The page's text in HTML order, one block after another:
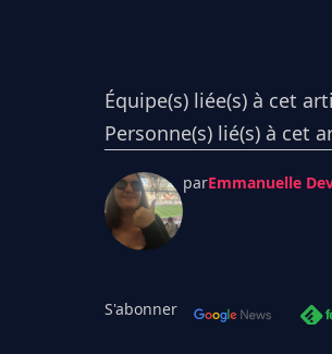
Équipe(s) liée(s) à cet
Personne(s) lié(s) à cet
parEmmanuelle
S'abonner